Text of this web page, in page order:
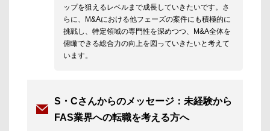
ップを狙えるレベルまで成長していきたいです。さ
らに、M&Aにおける他フェーズの案件にも積極的に
挑戦し、特定領域の専門性を深めつつ、M&A全体を
俯瞰できる総合力の向上を図っていきたいと考えて
います。
S・Cさんからのメッセージ：未経験から
FAS業界への転職を考える方へ